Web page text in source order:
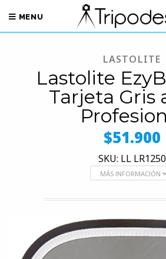
MENU
LASTOLITE
Lastolite
Tarjeta Gris
$51.900
SKU: LL LR1250
MÁS INFORMACIÓN